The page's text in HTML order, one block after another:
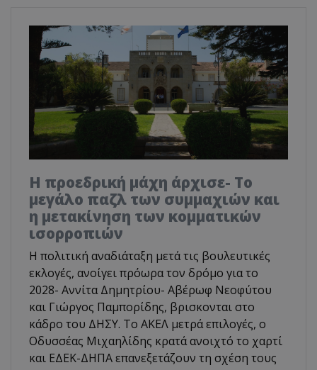
Η προεδρική μάχη άρχισε- Το
μεγάλο παζλ των συμμαχιών και
η μετακίνηση των κομματικών
ισορροπιών
Η πολιτική αναδιάταξη μετά τις βουλευτικές
εκλογές, ανοίγει πρόωρα τον δρόμο για το
2028- Αννίτα Δημητρίου- Αβέρωφ Νεοφύτου
και Γιώργος Παμπορίδης, βρισκονται στο
κάδρο του ΔΗΣΥ. Το ΑΚΕΛ μετρά επιλογές, ο
Οδυσσέας Μιχαηλίδης κρατά ανοιχτό το χαρτί
και ΕΔΕΚ-ΔΗΠΑ επανεξετάζουν τη σχέση τους